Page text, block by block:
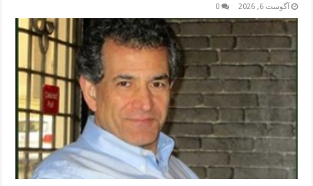
آگوست 6, 2026 0